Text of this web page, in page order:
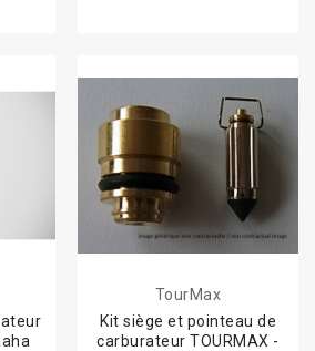
TourMax
Kit siège et pointeau de
carburateur TOURMAX -